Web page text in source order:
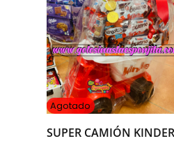
Agotado
SUPER CAMIÓN KINDER